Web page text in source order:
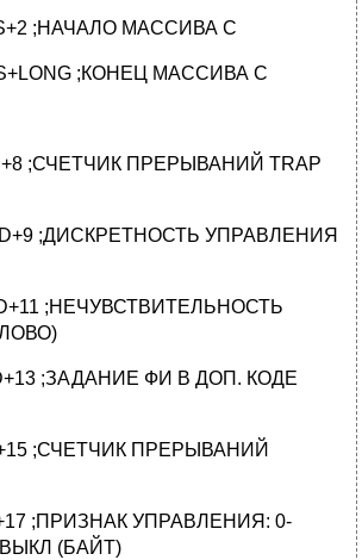
;НАЧАЛО МАССИВА C
;КОНЕЦ МАССИВА C
;СЧЕТЧИК ПРЕРЫВАНИЙ TRAP
;ДИСКРЕТНОСТЬ УПРАВЛЕНИЯ
;НЕЧУВСТВИТЕЛЬНОСТЬ
;ЗАДАНИЕ ФИ В ДОП. КОДЕ
;СЧЕТЧИК ПРЕРЫВАНИЙ
;ПРИЗНАК УПРАВЛЕНИЯ: 0-
(БАЙТ)